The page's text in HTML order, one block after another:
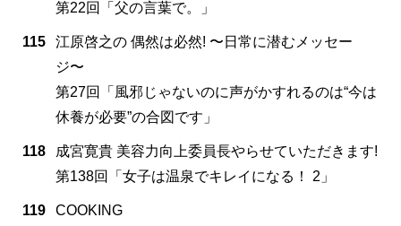
第22回「父の言葉で。」
115
江原啓之の 偶然は必然! 〜日常に潜むメッセー
ジ〜
第27回「風邪じゃないのに声がかすれるのは“今は
休養が必要”の合図です」
118
成宮寛貴 美容力向上委員長やらせていただきます!
第138回「女子は温泉でキレイになる！ 2」
119
COOKING